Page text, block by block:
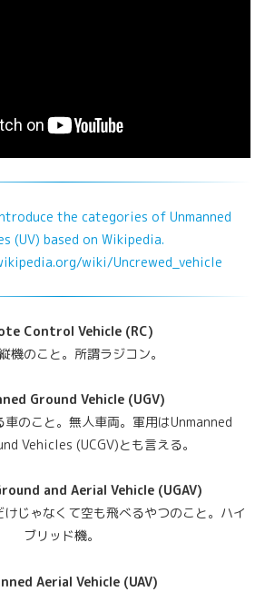
the categories of Unmanned
(UV) based on Wikipedia.
wiki/Uncrewed_vehicle
Control Vehicle (RC)
機のこと。所謂ラジコン。
Ground Vehicle (UGV)
のこと。無人車両。軍用はUnmanned
Vehicles (UCGV)とも言える。
and Aerial Vehicle (UGAV)
じゃなくて空も飛べるやつのこと。ハイ
ブリッド機。
Aerial Vehicle (UAV)